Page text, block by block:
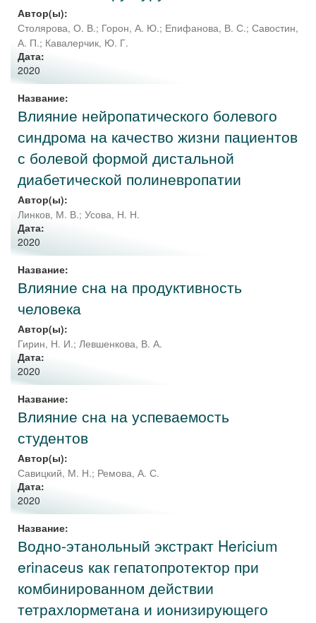
Автор(ы):
Столярова, О. В.; Горон, А. Ю.; Епифанова, В. С.; Савостин,
А. П.; Кавалерчик, Ю. Г.
Дата:
2020
Название:
Влияние нейропатического болевого
синдрома на качество жизни пациентов
с болевой формой дистальной
диабетической полиневропатии
Автор(ы):
Линков, М. В.; Усова, Н. Н.
Дата:
2020
Название:
Влияние сна на продуктивность
человека
Автор(ы):
Гирин, Н. И.; Левшенкова, В. А.
Дата:
2020
Название:
Влияние сна на успеваемость
студентов
Автор(ы):
Савицкий, М. Н.; Ремова, А. С.
Дата:
2020
Название:
Водно-этанольный экстракт Hericium
erinaceus как гепатопротектор при
комбинированном действии
тетрахлорметана и ионизирующего